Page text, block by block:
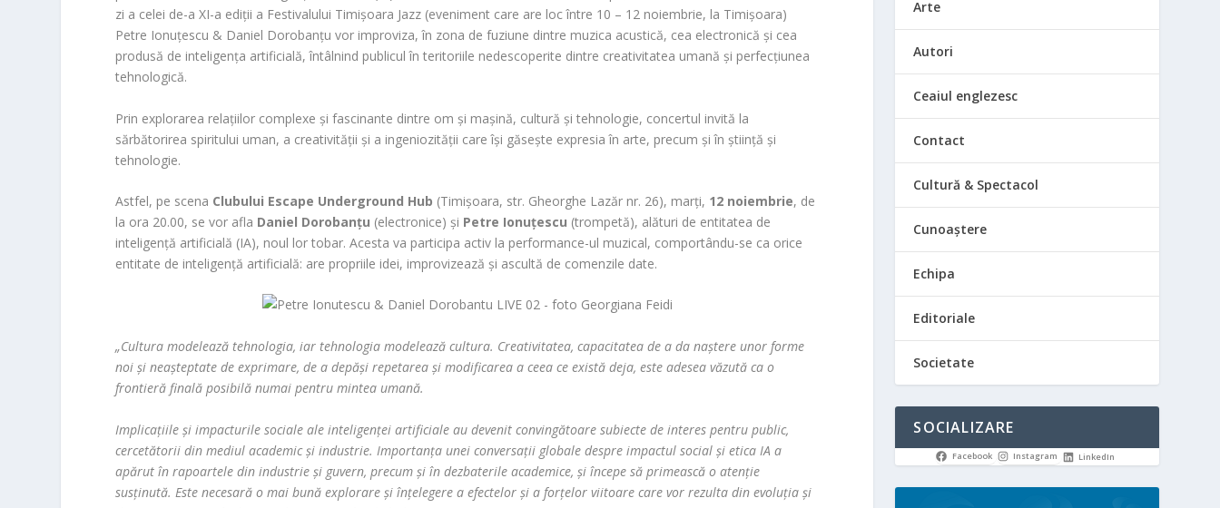
zi a celei de-a XI-a ediții a Festivalului Timișoara Jazz (eveniment care are loc între 10 – 12 noiembrie, la Timișoara)
Petre Ionuțescu & Daniel Dorobanțu vor improviza, în zona de fuziune dintre muzica acustică, cea electronică și cea
produsă de inteligența artificială, întâlnind publicul în teritoriile nedescoperite dintre creativitatea umană și perfecțiunea
tehnologică.
Prin explorarea relațiilor complexe și fascinante dintre om și mașină, cultură și tehnologie, concertul invită la
sărbătorirea spiritului uman, a creativității și a ingeniozității care își găsește expresia în arte, precum și în știință și
tehnologie.
Astfel, pe scena Clubului Escape Underground Hub (Timișoara, str. Gheorghe Lazăr nr. 26), marți, 12 noiembrie, de
la ora 20.00, se vor afla Daniel Dorobanțu (electronice) și Petre Ionuțescu (trompetă), alături de entitatea de
inteligență artificială (IA), noul lor tobar. Acesta va participa activ la performance-ul muzical, comportându-se ca orice
entitate de inteligență artificială: are propriile idei, improvizează și ascultă de comenzile date.
„Cultura modelează tehnologia, iar tehnologia modelează cultura. Creativitatea, capacitatea de a da naștere unor forme
noi și neașteptate de exprimare, de a depăși repetarea și modificarea a ceea ce există deja, este adesea văzută ca o
frontieră finală posibilă numai pentru mintea umană.
Implicațiile și impacturile sociale ale inteligenței artificiale au devenit convingătoare subiecte de interes pentru public,
cercetătorii din mediul academic și industrie. Importanța unei conversații globale despre impactul social și etica IA a
apărut în rapoartele din industrie și guvern, precum și în dezbaterile academice, și începe să primească o atenție
susținută. Este necesară o mai bună explorare și înțelegere a efectelor și a forțelor viitoare care vor rezulta din evoluția și
Arte
Autori
Ceaiul englezesc
Contact
Cultură & Spectacol
Cunoaștere
Echipa
Editoriale
Societate
SOCIALIZARE
Facebook Instagram LinkedIn